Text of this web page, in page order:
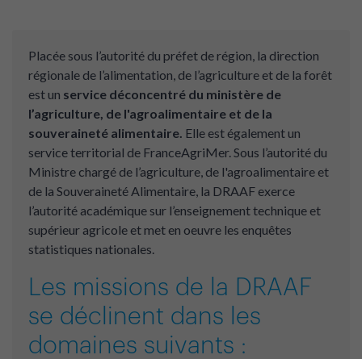
Placée sous l’autorité du préfet de région, la direction
régionale de l’alimentation, de l’agriculture et de la forêt
est un service déconcentré du ministère de
l’agriculture, de l'agroalimentaire et de la
souveraineté alimentaire. Elle est également un
service territorial de FranceAgriMer. Sous l’autorité du
Ministre chargé de l’agriculture, de l'agroalimentaire et
de la Souveraineté Alimentaire, la DRAAF exerce
l’autorité académique sur l’enseignement technique et
supérieur agricole et met en oeuvre les enquêtes
statistiques nationales.
Les missions de la DRAAF
se déclinent dans les
domaines suivants :